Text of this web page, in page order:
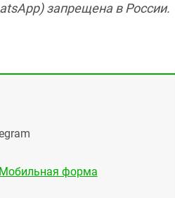
запрещена в России.
Мобильная форма